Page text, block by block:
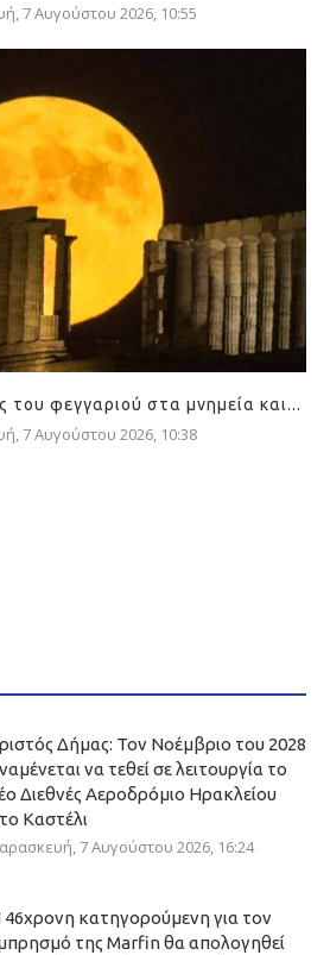
7 Αυγούστου 2026, 10:55
φεγγαριού στα μνημεία και...
7 Αυγούστου 2026, 10:38
Δήμας: Τον Νοέμβριο του 2028
να τεθεί σε λειτουργία το
Διεθνές Αεροδρόμιο Ηρακλείου
Καστέλι
7 Αυγούστου 2026, 16:24
46χρονη κατηγορούμενη για τον
της Marfin θα απολογηθεί